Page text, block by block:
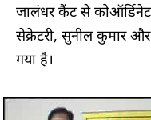
जालंधर कैंट से
सेक्रेटरी, सुनील कुमार
गया है।